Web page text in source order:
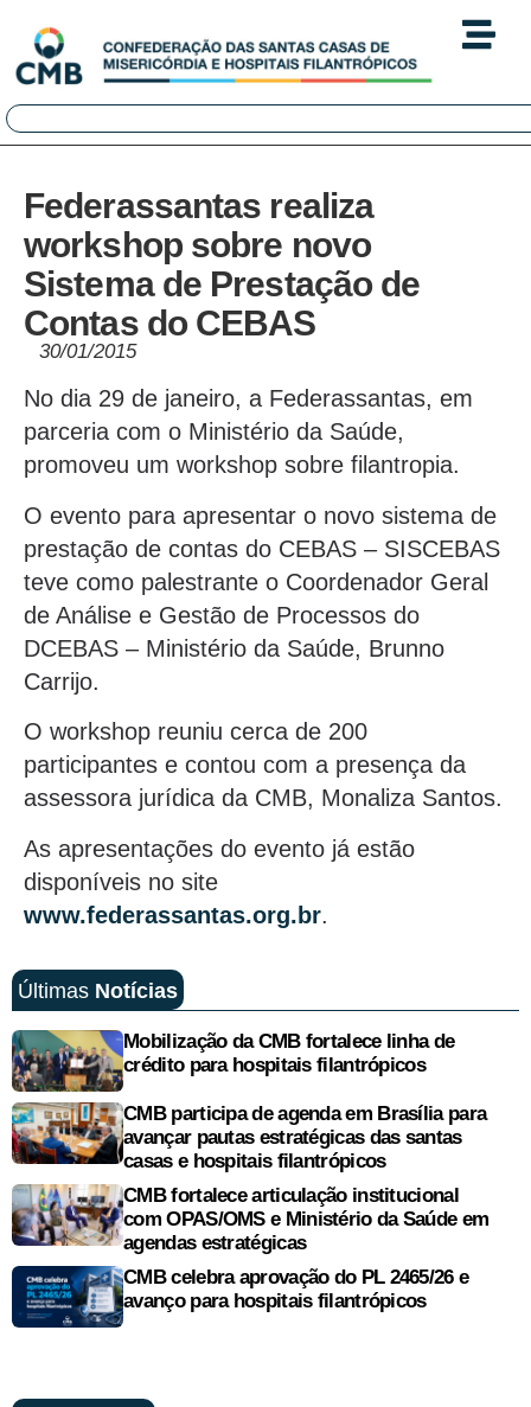
Federassantas realiza
workshop sobre novo
Sistema de Prestação de
Contas do CEBAS
30/01/2015
No dia 29 de janeiro, a Federassantas, em
parceria com o Ministério da Saúde,
promoveu um workshop sobre filantropia.
O evento para apresentar o novo sistema de
prestação de contas do CEBAS – SISCEBAS
teve como palestrante o Coordenador Geral
de Análise e Gestão de Processos do
DCEBAS – Ministério da Saúde, Brunno
Carrijo.
O workshop reuniu cerca de 200
participantes e contou com a presença da
assessora jurídica da CMB, Monaliza Santos.
As apresentações do evento já estão
disponíveis no site
www.federassantas.org.br.
Últimas Notícias
Mobilização da CMB fortalece linha de
crédito para hospitais filantrópicos
CMB participa de agenda em Brasília para
avançar pautas estratégicas das santas
casas e hospitais filantrópicos
CMB fortalece articulação institucional
com OPAS/OMS e Ministério da Saúde em
agendas estratégicas
CMB celebra aprovação do PL 2465/26 e
avanço para hospitais filantrópicos